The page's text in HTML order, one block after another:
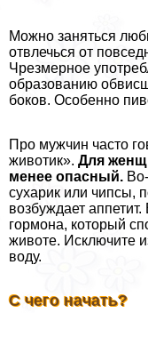
Можно заняться
отвлечься от
Чрезмерное
образованию
боков. Особенно
Про мужчин часто
животик». Для
менее опасный.
сухарик или чипсы,
возбуждает
гормона, который
животе. Исключите
воду.
С чего начать?